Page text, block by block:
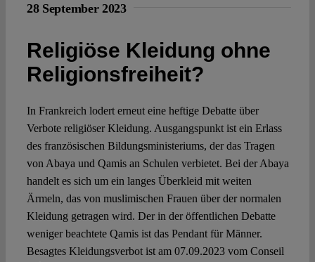
Open Access
Authors
Spotlight
28 September 2023
Religiöse Kleidung ohne
Religionsfreiheit?
In Frankreich lodert erneut eine heftige Debatte über
Verbote religiöser Kleidung. Ausgangspunkt ist ein Erlass
des französischen Bildungsministeriums, der das Tragen
von Abaya und Qamis an Schulen verbietet. Bei der Abaya
handelt es sich um ein langes Überkleid mit weiten
Ärmeln, das von muslimischen Frauen über der normalen
Kleidung getragen wird. Der in der öffentlichen Debatte
weniger beachtete Qamis ist das Pendant für Männer.
Besagtes Kleidungsverbot ist am 07.09.2023 vom Conseil